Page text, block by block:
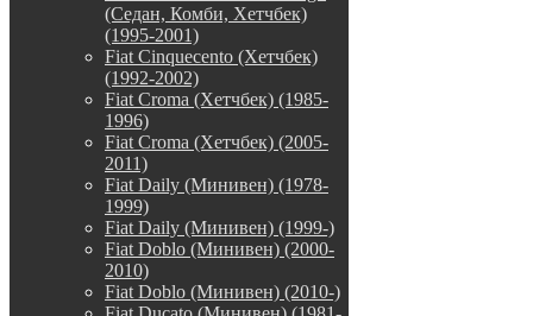
(Седан, Комби, Хетчбек)
(1995-2001)
Fiat Cinquecento (Хетчбек)
(1992-2002)
Fiat Croma (Хетчбек) (1985-
1996)
Fiat Croma (Хетчбек) (2005-
2011)
Fiat Daily (Минивен) (1978-
1999)
Fiat Daily (Минивен) (1999-)
Fiat Doblo (Минивен) (2000-
2010)
Fiat Doblo (Минивен) (2010-)